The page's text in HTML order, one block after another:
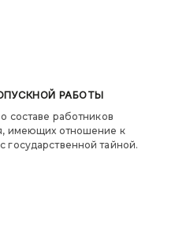
РАБОТЫ
составе работников
имеющих отношение к
тайной.